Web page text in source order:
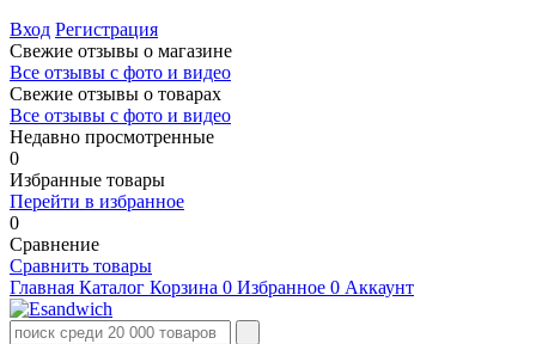
Вход Регистрация
Свежие отзывы о магазине
Все отзывы с фото и видео
Свежие отзывы о товарах
Все отзывы c фото и видео
Недавно просмотренные
0
Избранные товары
Перейти в избранное
0
Сравнение
Сравнить товары
Главная Каталог Корзина 0 Избранное 0 Аккаунт